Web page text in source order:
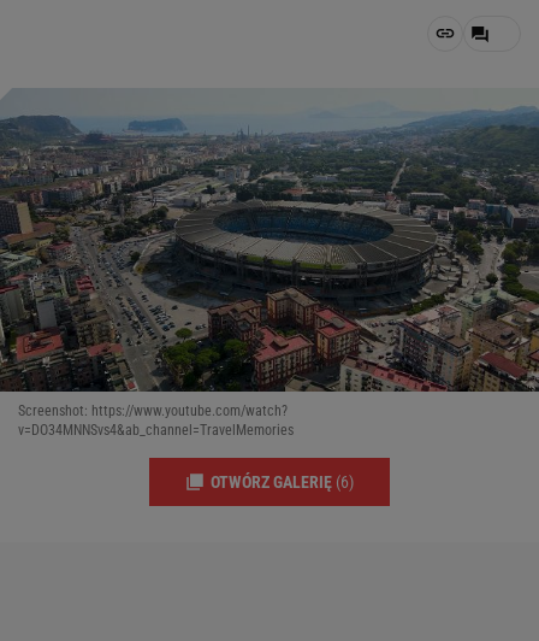
Screenshot: https://www.youtube.com/watch?
v=DO34MNNSvs4&ab_channel=TravelMemories
OTWÓRZ GALERIĘ (6)